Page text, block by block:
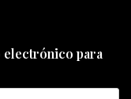
electrónico para